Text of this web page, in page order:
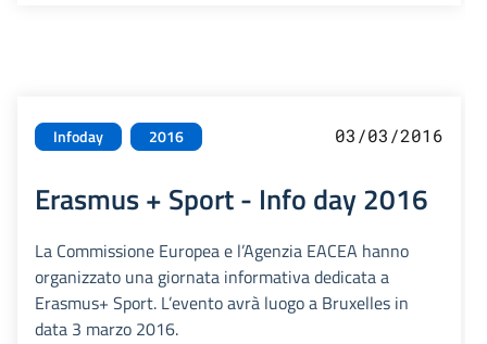
Infoday 2016 03/03/2016
Erasmus + Sport - Info day 2016
La Commissione Europea e l’Agenzia EACEA hanno
organizzato una giornata informativa dedicata a
Erasmus+ Sport. L’evento avrà luogo a Bruxelles in
data 3 marzo 2016.